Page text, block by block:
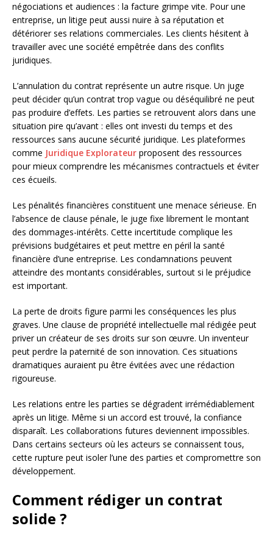
négociations et audiences : la facture grimpe vite. Pour une
entreprise, un litige peut aussi nuire à sa réputation et
détériorer ses relations commerciales. Les clients hésitent à
travailler avec une société empêtrée dans des conflits
juridiques.
L’annulation du contrat représente un autre risque. Un juge
peut décider qu’un contrat trop vague ou déséquilibré ne peut
pas produire d’effets. Les parties se retrouvent alors dans une
situation pire qu’avant : elles ont investi du temps et des
ressources sans aucune sécurité juridique. Les plateformes
comme Juridique Explorateur proposent des ressources
pour mieux comprendre les mécanismes contractuels et éviter
ces écueils.
Les pénalités financières constituent une menace sérieuse. En
l’absence de clause pénale, le juge fixe librement le montant
des dommages-intérêts. Cette incertitude complique les
prévisions budgétaires et peut mettre en péril la santé
financière d’une entreprise. Les condamnations peuvent
atteindre des montants considérables, surtout si le préjudice
est important.
La perte de droits figure parmi les conséquences les plus
graves. Une clause de propriété intellectuelle mal rédigée peut
priver un créateur de ses droits sur son œuvre. Un inventeur
peut perdre la paternité de son innovation. Ces situations
dramatiques auraient pu être évitées avec une rédaction
rigoureuse.
Les relations entre les parties se dégradent irrémédiablement
après un litige. Même si un accord est trouvé, la confiance
disparaît. Les collaborations futures deviennent impossibles.
Dans certains secteurs où les acteurs se connaissent tous,
cette rupture peut isoler l’une des parties et compromettre son
développement.
Comment rédiger un contrat
solide ?